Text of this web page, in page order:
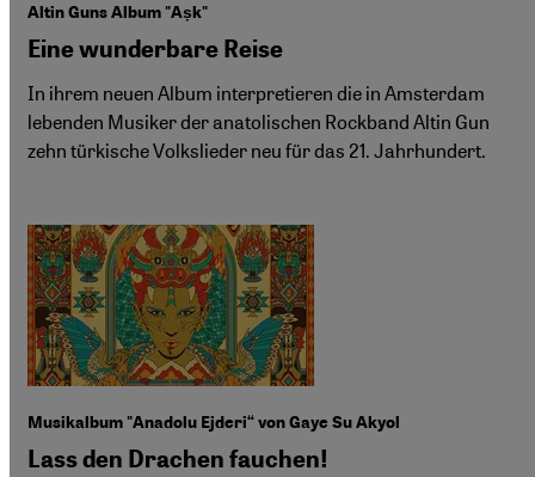
Altin Guns Album "Aṣk"
Eine wunderbare Reise
In ihrem neuen Album interpretieren die in Amsterdam
lebenden Musiker der anatolischen Rockband Altin Gun
zehn türkische Volkslieder neu für das 21. Jahrhundert.
Musikalbum "Anadolu Ejderi“ von Gaye Su Akyol
Lass den Drachen fauchen!